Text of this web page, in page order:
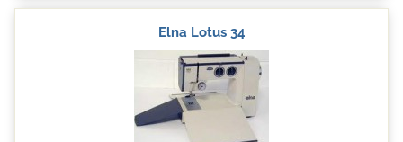
Elna Lotus 34